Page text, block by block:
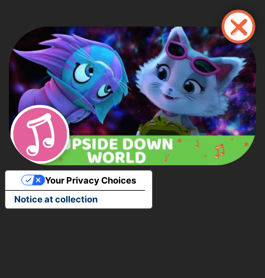
contenido
principal
Notice at collection
Your Privacy Choices